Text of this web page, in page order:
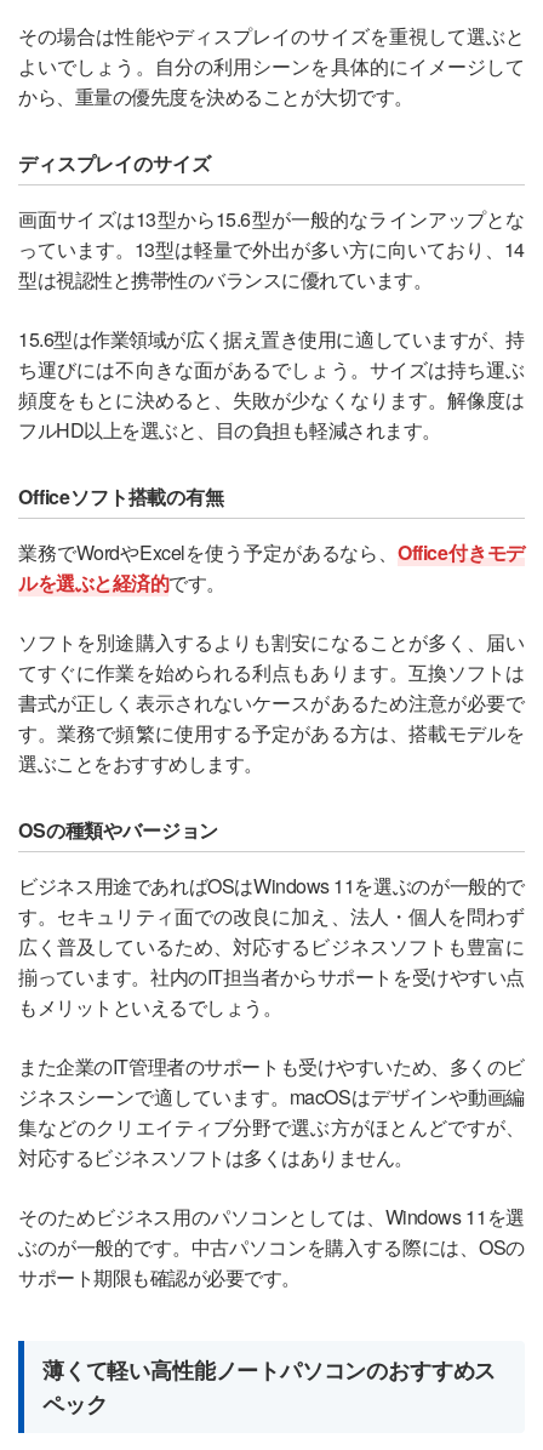
その場合は性能やディスプレイのサイズを重視して選ぶと
よいでしょう。自分の利用シーンを具体的にイメージして
から、重量の優先度を決めることが大切です。
ディスプレイのサイズ
画面サイズは13型から15.6型が一般的なラインアップとな
っています。13型は軽量で外出が多い方に向いており、14
型は視認性と携帯性のバランスに優れています。
15.6型は作業領域が広く据え置き使用に適していますが、持
ち運びには不向きな面があるでしょう。サイズは持ち運ぶ
頻度をもとに決めると、失敗が少なくなります。解像度は
フルHD以上を選ぶと、目の負担も軽減されます。
Officeソフト搭載の有無
業務でWordやExcelを使う予定があるなら、Office付きモデ
ルを選ぶと経済的です。
ソフトを別途購入するよりも割安になることが多く、届い
てすぐに作業を始められる利点もあります。互換ソフトは
書式が正しく表示されないケースがあるため注意が必要で
す。業務で頻繁に使用する予定がある方は、搭載モデルを
選ぶことをおすすめします。
OSの種類やバージョン
ビジネス用途であればOSはWindows 11を選ぶのが一般的で
す。セキュリティ面での改良に加え、法人・個人を問わず
広く普及しているため、対応するビジネスソフトも豊富に
揃っています。社内のIT担当者からサポートを受けやすい点
もメリットといえるでしょう。
また企業のIT管理者のサポートも受けやすいため、多くのビ
ジネスシーンで適しています。macOSはデザインや動画編
集などのクリエイティブ分野で選ぶ方がほとんどですが、
対応するビジネスソフトは多くはありません。
そのためビジネス用のパソコンとしては、Windows 11を選
ぶのが一般的です。中古パソコンを購入する際には、OSの
サポート期限も確認が必要です。
薄くて軽い高性能ノートパソコンのおすすめス
ペック